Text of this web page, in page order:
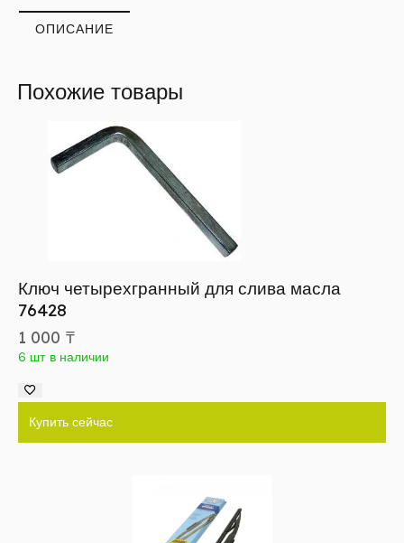
ОПИСАНИЕ
Похожие товары
Ключ четырехгранный для слива масла
76428
1 000 ₸
6 шт в наличии
Купить сейчас